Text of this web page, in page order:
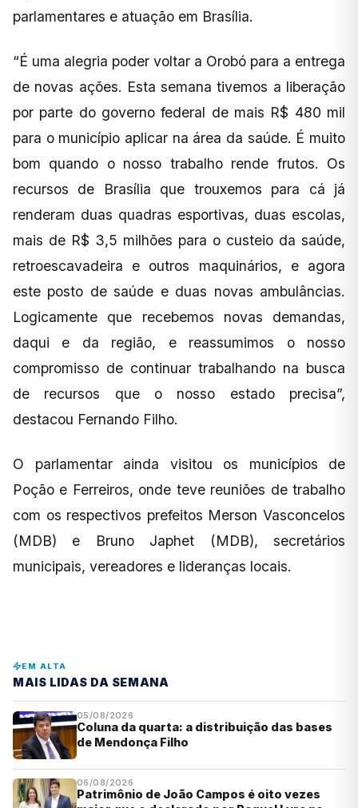
parlamentares e atuação em Brasília.
“É uma alegria poder voltar a Orobó para a entrega
de novas ações. Esta semana tivemos a liberação
por parte do governo federal de mais R$ 480 mil
para o município aplicar na área da saúde. É muito
bom quando o nosso trabalho rende frutos. Os
recursos de Brasília que trouxemos para cá já
renderam duas quadras esportivas, duas escolas,
mais de R$ 3,5 milhões para o custeio da saúde,
retroescavadeira e outros maquinários, e agora
este posto de saúde e duas novas ambulâncias.
Logicamente que recebemos novas demandas,
daqui e da região, e reassumimos o nosso
compromisso de continuar trabalhando na busca
de recursos que o nosso estado precisa”,
destacou Fernando Filho.
O parlamentar ainda visitou os municípios de
Poção e Ferreiros, onde teve reuniões de trabalho
com os respectivos prefeitos Merson Vasconcelos
(MDB) e Bruno Japhet (MDB), secretários
municipais, vereadores e lideranças locais.
EM ALTA
MAIS LIDAS DA SEMANA
05/08/2026
Coluna da quarta: a distribuição das bases
de Mendonça Filho
06/08/2026
Patrimônio de João Campos é oito vezes